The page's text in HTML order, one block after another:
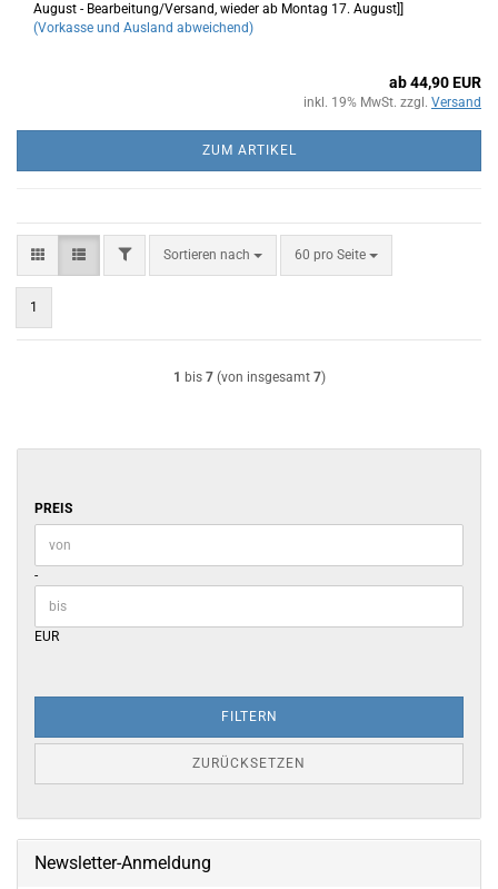
August - Bearbeitung/Versand, wieder ab Montag 17. August]]
(Vorkasse und Ausland abweichend)
ab 44,90 EUR
inkl. 19% MwSt. zzgl. Versand
ZUM ARTIKEL
FILTERSortieren nach
Sortieren nach 60 pro Seite
pro Seite
1
1 bis 7(von insgesamt 7)
PREIS
PREIS
Preis bis
-
EUR
FILTERN
ZURÜCKSETZEN
Newsletter-Anmeldung